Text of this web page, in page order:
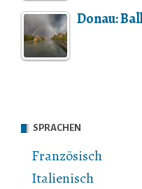
Donau:
SPRACHEN
Französisch
Italienisch